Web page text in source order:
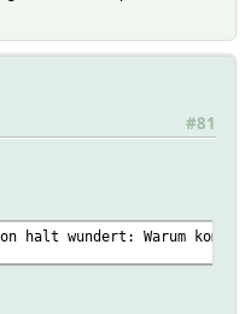
#81
halt wundert: Warum